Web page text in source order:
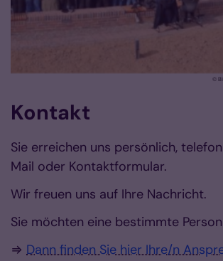
Kontakt
Sie erreichen uns persönlich,
Mail oder Kontaktformular.
Wir freuen uns auf Ihre Nachricht.
Sie möchten eine bestimmte
⇒ Dann finden Sie hier Ihre/n